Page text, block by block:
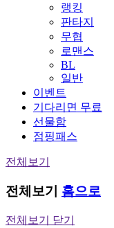
랭킹
판타지
무협
로맨스
BL
일반
이벤트
기다리면 무료
선물함
점핑패스
전체보기
전체보기 홈으로
전체보기 닫기